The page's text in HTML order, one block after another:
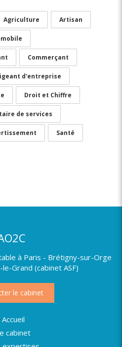
Agriculture Artisan
Commerçant
d'entreprise
Droit et Chiffre
de services
Santé
à Paris - Brétigny-sur-Orge
Grand (cabinet ASF)
le cabinet
Accueil
cabinet